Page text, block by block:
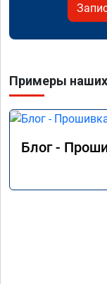
Примеры
Блог -